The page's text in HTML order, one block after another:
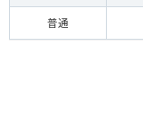
普通